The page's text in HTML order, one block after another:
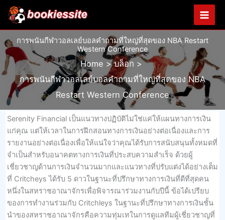
Skip
content
การพนันกีฬาวอลเลย์บอลคำถามที่ใหญ่ที่สุดของ NBA Restart
Western Conference
Home
บล็อก
การพนันกีฬาวอลเลย์บอลคำถามที่ใหญ่ที่สุดของ NBA
Restart Western Conference
Serenity Financial เป็นแนวทางปฏิบัติไม่ใช่แค่ให้แผนทางการเงิน
แก่คุณ แต่ให้เวลาในการฝึกสอนทางการเงินอย่างต่อเนื่องและการ
รายงานอย่างต่อเนื่องเพื่อให้แน่ใจว่าคุณได้รับการสนับสนุนทั้งหมดที่
จำเป็นสำหรับอนาคตทางการเงินที่ประสบความสำเร็จ ด้วยผู้
เชี่ยวชาญด้านการเงินจำนวนมากและแนวทางที่ปรับแต่งได้อย่างเต็ม
ที่ Critcheys ได้รับ 5 ดาวในฐานะที่ปรึกษาทางการเงินที่ดีที่สุดคน
หนึ่งในสหราชอาณาจักรเพื่อพิจารณาร่วมงานกับปีนี้ ข้อได้เปรียบ
ของการทำงานร่วมกับ Critchleys ในฐานะที่ปรึกษาทางการเงินชั้น
นำของสหราชอาณาจักรคือความทุ่มเทในการดูแลทีมผู้เชี่ยวชาญที่